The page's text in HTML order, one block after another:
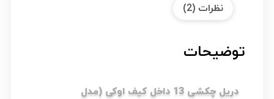
نظرات (2)
توضیحات
دریل چکشی 13 داخل کیف اوکی (مدل